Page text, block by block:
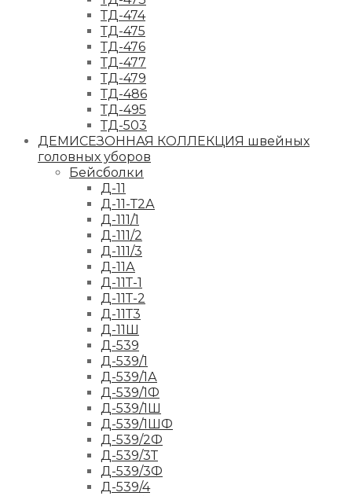
ТД-474
ТД-475
ТД-476
ТД-477
ТД-479
ТД-486
ТД-495
ТД-503
ДЕМИСЕЗОННАЯ КОЛЛЕКЦИЯ швейных
головных уборов
Бейсболки
Д-11
Д-11-Т2А
Д-111/1
Д-111/2
Д-111/3
Д-11А
Д-11Т-1
Д-11Т-2
Д-11Т3
Д-11Ш
Д-539
Д-539/1
Д-539/1А
Д-539/1Ф
Д-539/1Ш
Д-539/1ШФ
Д-539/2Ф
Д-539/3Т
Д-539/3Ф
Д-539/4